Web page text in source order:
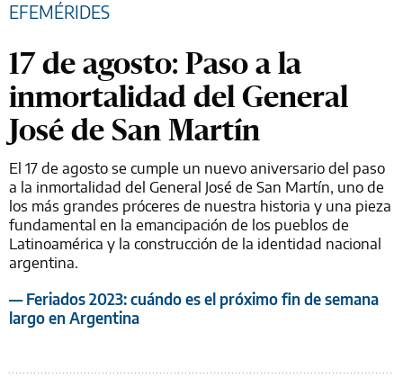
EFEMÉRIDES
17 de agosto: Paso a la
inmortalidad del General
José de San Martín
El 17 de agosto se cumple un nuevo aniversario del paso
a la inmortalidad del General José de San Martín, uno de
los más grandes próceres de nuestra historia y una pieza
fundamental en la emancipación de los pueblos de
Latinoamérica y la construcción de la identidad nacional
argentina.
— Feriados 2023: cuándo es el próximo fin de semana
largo en Argentina